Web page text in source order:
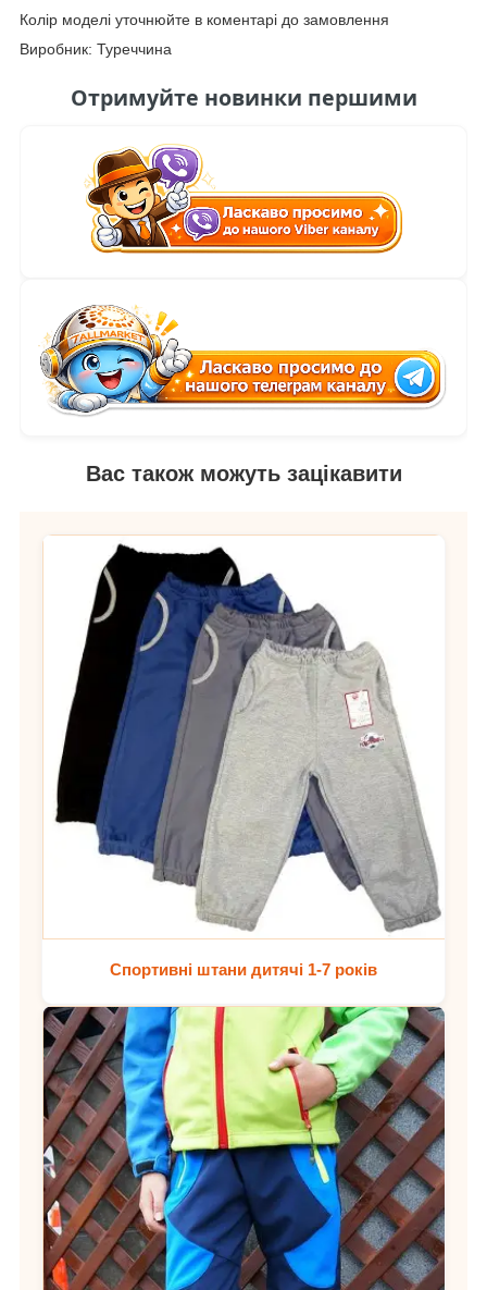
Колір моделі уточнюйте в коментарі до замовлення
Виробник: Туреччина
Отримуйте новинки першими
Вас також можуть зацікавити
Спортивні штани дитячі 1-7 років